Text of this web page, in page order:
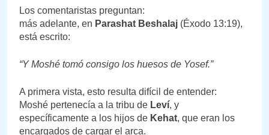
Los comentaristas preguntan:
más adelante, en Parashat Beshalaj (Éxodo 13:19),
está escrito:
“Y Moshé tomó consigo los huesos de Yosef.”
A primera vista, esto resulta difícil de entender:
Moshé pertenecía a la tribu de Leví, y
específicamente a los hijos de Kehat, que eran los
encargados de cargar el arca.